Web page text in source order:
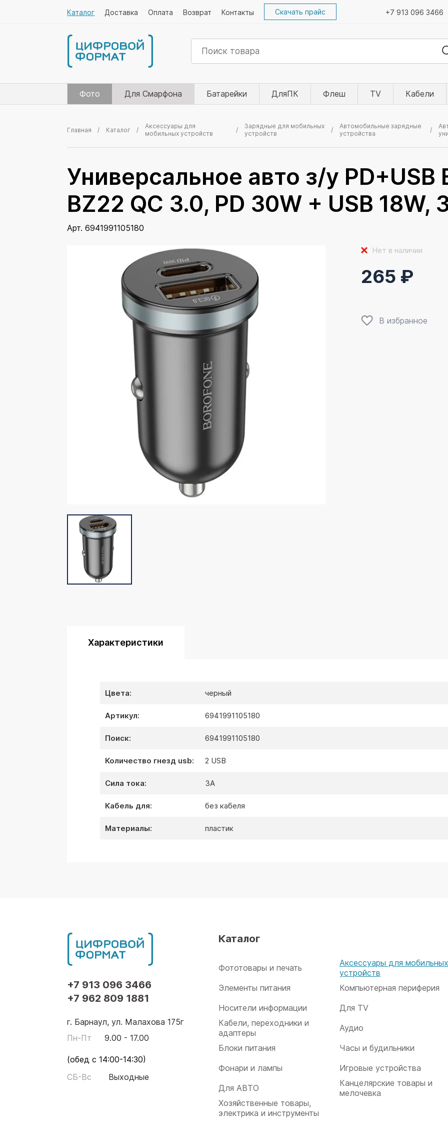
Каталог Доставка Оплата Возврат Контакты Скачать прайс +7 913 096 3466
Фото Для Смарфона Батарейки ДляПК Флеш TV Кабели
Главная Каталог
Аксессуары для
мобильных устройств
Зарядные для мобильных
устройств
Автомобильные зарядные
устройства
Универсальное авто з/у PD+USB
BZ22 QC 3.0, PD 30W + USB 18W,
Арт. 6941991105180
Нет в наличии
265 ₽
В избранное
Характеристики
цвета: черный
артикул: 6941991105180
поиск: 6941991105180
количество гнезд usb: 2 USB
сила тока: 3А
кабель для: без кабеля
материалы: пластик
+7 913 096 3466
+7 962 809 1881
г. Барнаул, ул. Малахова 175г
Пн-Пт
9.00 - 17.00
(обед с 14:00-14:30)
СБ-Вс
Выходные
Каталог
Фототовары и печать
Аксессуары для мобильных
устройств
Элементы питания
Компьютерная периферия
Носители информации
Для TV
Кабели, переходники и
адаптеры
Аудио
Блоки питания
Часы и будильники
Фонари и лампы
Игровые устройства
Для АВТО
Канцелярские товары и
мелочевка
Хозяйственные товары,
электрика и инструменты